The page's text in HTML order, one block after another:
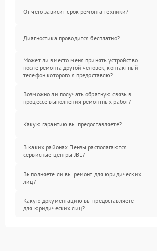
От чего зависит срок ремонта техники?
Диагностика проводится бесплатно?
Может ли вместо меня принять устройство
после ремонта другой человек, контактный
телефон которого я предоставлю?
Возможно ли получать обратную связь в
процессе выполнения ремонтных работ?
Какую гарантию вы предоставляете?
В каких районах Пензы располагаются
сервисные центры JBL?
Выполняете ли вы ремонт для юридических
лиц?
Какую документацию вы предоставляете
для юридических лиц?